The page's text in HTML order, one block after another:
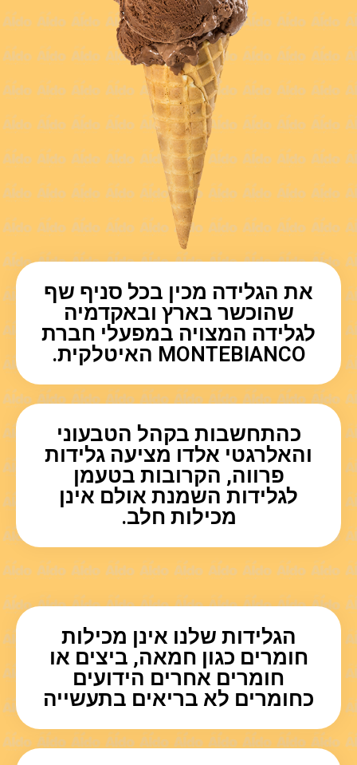
את הגלידה מכין בכל סניף שף
שהוכשר בארץ ובאקדמיה
לגלידה המצויה במפעלי חברת
MONTEBIANCO האיטלקית.
כהתחשבות בקהל הטבעוני
והאלרגטי אלדו מציעה גלידות
פרווה, הקרובות בטעמן
לגלידות השמנת אולם אינן
מכילות חלב.
הגלידות שלנו אינן מכילות
חומרים כגון חמאה, ביצים או
חומרים אחרים הידועים
כחומרים לא בריאים בתעשייה